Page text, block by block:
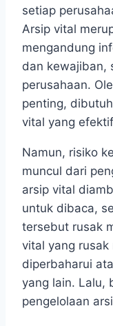
setiap
Arsip vital
mengandung
dan kewajiban,
perusahaan.
penting,
vital yang
Namun, risiko
muncul dari
arsip vital
untuk dibaca,
tersebut rusak
vital yang
diperbaharui
yang lain. Lalu,
pengelolaan